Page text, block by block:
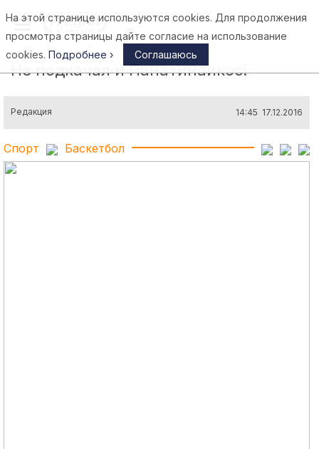
Афины
Не подкачал и Панатинаикос!
Редакция 14:45 17.12.2016
Спорт Баскетбол
На этой странице используются cookies. Для продолжения
просмотра страницы дайте согласие на использование
cookies. Подробнее › Соглашаюсь